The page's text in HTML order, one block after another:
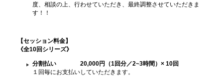
度、相談の上、行わせていただき、最終調整させていただきま
す！！
【セッション料金】
《全10回シリーズ》
分割払い 20,000円（1回分／2~3時間）× 10回
１回毎にお支払いしていただきます。